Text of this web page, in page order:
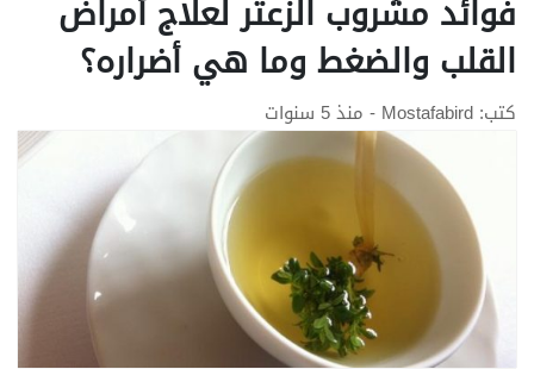
فوائد مشروب الزعتر لعلاج أمراض
القلب والضغط وما هي أضراره؟
كتب: Mostafabird - منذ 5 سنوات